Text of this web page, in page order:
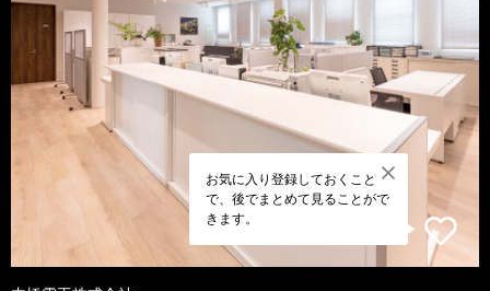
お気に入り登録しておくこと
で、後でまとめて見ることがで
きます。